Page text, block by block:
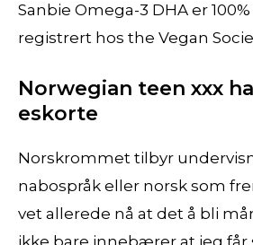
Sanbie Omega-3 DHA er
registrert hos the Vegan
Norwegian teen xxx
eskorte
Norskrommet tilbyr
nabospråk eller norsk som
vet allerede nå at det å bli